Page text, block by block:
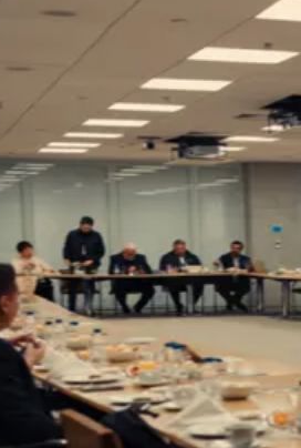
Nova Aldeinha OsascoParque dos
Parque Santa Luzia
Vale do Sol Vila BarrosVila Boa Vista
Vila Nossa Sra. da
CarapicuíbaJandiraItapeviCotiaPirapora
Cajamar Caieiras
Franco da